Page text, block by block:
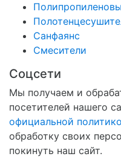
Санфаянс
Смесители
Соцсети
Мы получаем и
посетителей нашего
официальной
обработку своих
покинуть наш сайт.